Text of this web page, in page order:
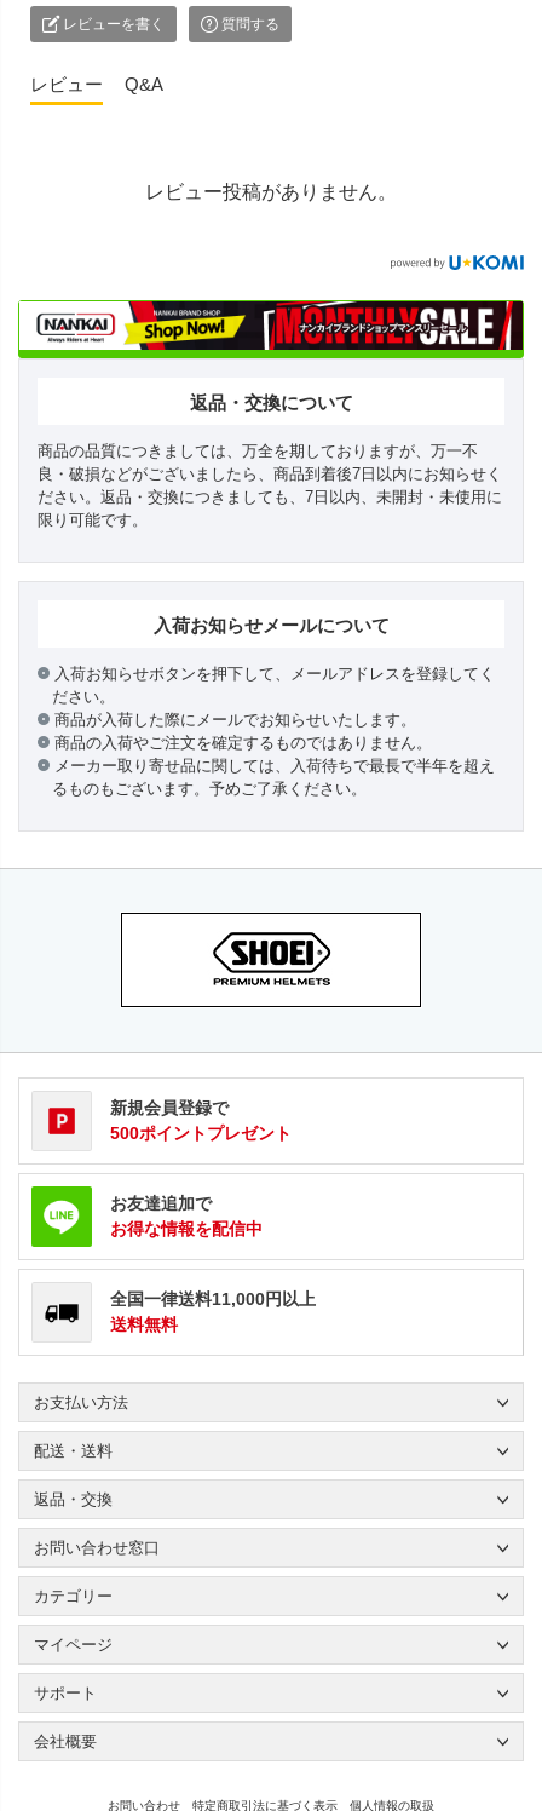
レビューを書く 質問する
レビュー Q&A
レビュー投稿がありません。
返品・交換について
商品の品質につきましては、万全を期しておりますが、万一不
良・破損などがございましたら、商品到着後7日以内にお知らせく
ださい。返品・交換につきましても、7日以内、未開封・未使用に
限り可能です。
入荷お知らせメールについて
入荷お知らせボタンを押下して、メールアドレスを登録してく
ださい。
商品が入荷した際にメールでお知らせいたします。
商品の入荷やご注文を確定するものではありません。
メーカー取り寄せ品に関しては、入荷待ちで最長で半年を超え
るものもございます。予めご了承ください。
新規会員登録で
500ポイントプレゼント
お友達追加で
お得な情報を配信中
全国一律送料11,000円以上
送料無料
お支払い方法
配送・送料
返品・交換
お問い合わせ窓口
カテゴリー
マイページ
サポート
会社概要
お問い合わせ 特定商取引法に基づく表示 個人情報の取扱